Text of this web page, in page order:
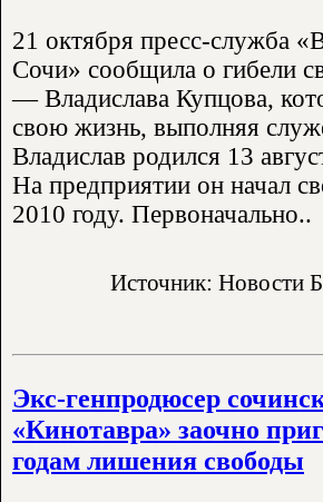
21 октября пресс-служба
Сочи» сообщила о гибели
— Владислава Купцова,
свою жизнь, выполняя
Владислав родился 13
На предприятии он начал
2010 году. Первоначально..
Источник: Новости
Экс-генпродюсер
«Кинотавра» заочно
годам лишения свободы